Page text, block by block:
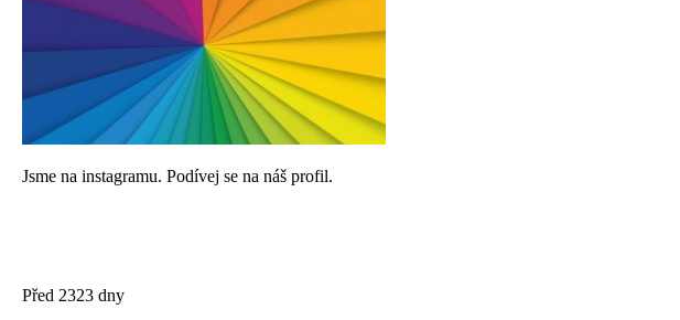
Jsme na instagramu. Podívej se na náš profil.
Před 2323 dny